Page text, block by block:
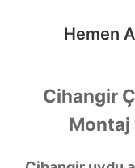
Hemen
Cihangir
Montaj